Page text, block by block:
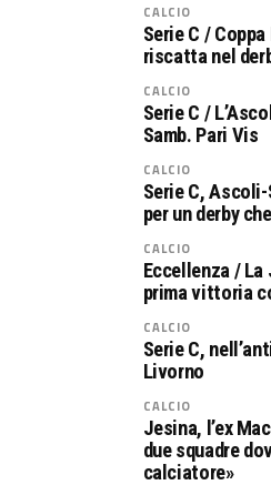
CALCIO
Serie C /
riscatta nel
CALCIO
Serie C /
Samb. Pari Vis
CALCIO
Serie C, Ascoli-
per un derby
CALCIO
Eccellenza /
prima vittoria
CALCIO
Serie C,
Livorno
CALCIO
Jesina, l’ex
due squadre
calciatore»